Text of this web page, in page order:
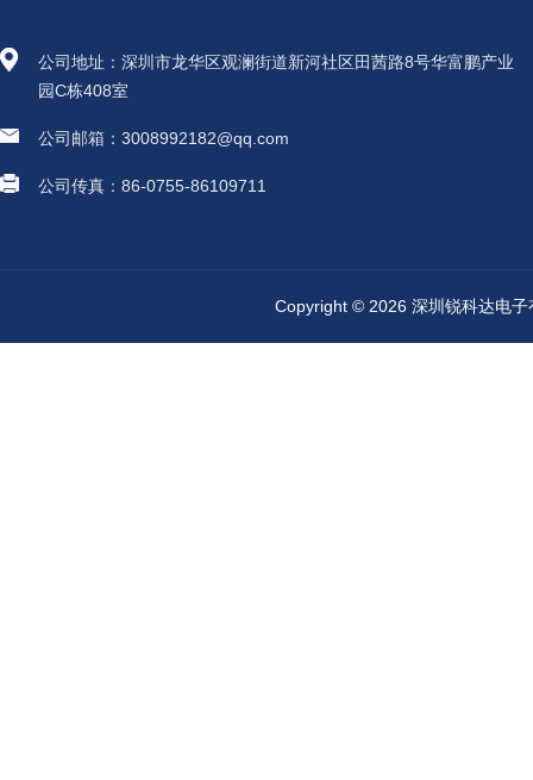
公司地址：深圳市龙华区观澜街道新河社区田茜路8号华富鹏产业
园C栋408室
公司邮箱：3008992182@qq.com
公司传真：86-0755-86109711
Copyright © 2026 深圳锐科达电